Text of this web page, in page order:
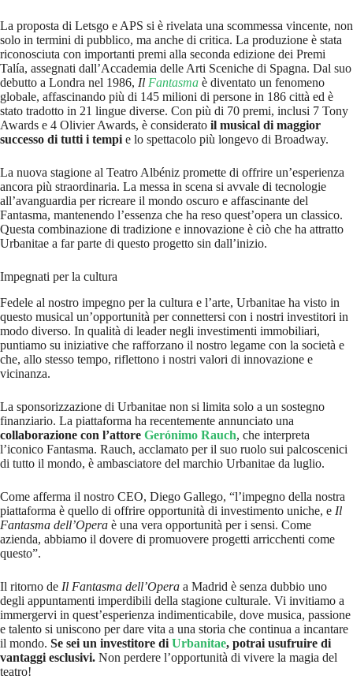
La proposta di Letsgo e APS si è rivelata una scommessa vincente, non
solo in termini di pubblico, ma anche di critica. La produzione è stata
riconosciuta con importanti premi alla seconda edizione dei Premi
Talía, assegnati dall’Accademia delle Arti Sceniche di Spagna. Dal suo
debutto a Londra nel 1986, Il Fantasma è diventato un fenomeno
globale, affascinando più di 145 milioni di persone in 186 città ed è
stato tradotto in 21 lingue diverse. Con più di 70 premi, inclusi 7 Tony
Awards e 4 Olivier Awards, è considerato il musical di maggior
successo di tutti i tempi e lo spettacolo più longevo di Broadway.
La nuova stagione al Teatro Albéniz promette di offrire un’esperienza
ancora più straordinaria. La messa in scena si avvale di tecnologie
all’avanguardia per ricreare il mondo oscuro e affascinante del
Fantasma, mantenendo l’essenza che ha reso quest’opera un classico.
Questa combinazione di tradizione e innovazione è ciò che ha attratto
Urbanitae a far parte di questo progetto sin dall’inizio.
Impegnati per la cultura
Fedele al nostro impegno per la cultura e l’arte, Urbanitae ha visto in
questo musical un’opportunità per connettersi con i nostri investitori in
modo diverso. In qualità di leader negli investimenti immobiliari,
puntiamo su iniziative che rafforzano il nostro legame con la società e
che, allo stesso tempo, riflettono i nostri valori di innovazione e
vicinanza.
La sponsorizzazione di Urbanitae non si limita solo a un sostegno
finanziario. La piattaforma ha recentemente annunciato una
collaborazione con l’attore Gerónimo Rauch, che interpreta
l’iconico Fantasma. Rauch, acclamato per il suo ruolo sui palcoscenici
di tutto il mondo, è ambasciatore del marchio Urbanitae da luglio.
Come afferma il nostro CEO, Diego Gallego, “l’impegno della nostra
piattaforma è quello di offrire opportunità di investimento uniche, e Il
Fantasma dell’Opera è una vera opportunità per i sensi. Come
azienda, abbiamo il dovere di promuovere progetti arricchenti come
questo”.
Il ritorno de Il Fantasma dell’Opera a Madrid è senza dubbio uno
degli appuntamenti imperdibili della stagione culturale. Vi invitiamo a
immergervi in quest’esperienza indimenticabile, dove musica, passione
e talento si uniscono per dare vita a una storia che continua a incantare
il mondo. Se sei un investitore di Urbanitae, potrai usufruire di
vantaggi esclusivi. Non perdere l’opportunità di vivere la magia del
teatro!